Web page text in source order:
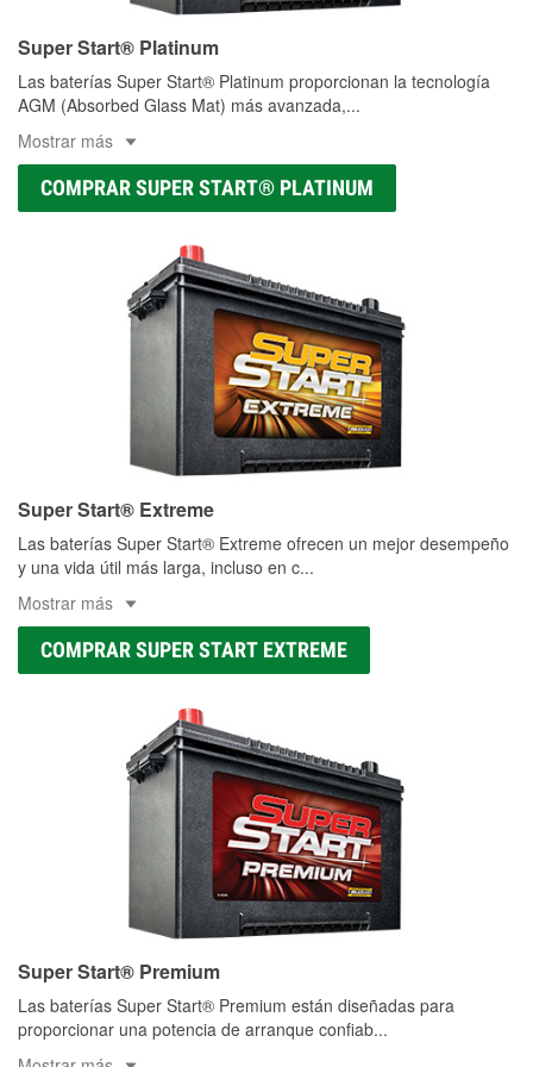
Super Start® Platinum
Las baterías Super Start® Platinum proporcionan la tecnología
AGM (Absorbed Glass Mat) más avanzada,...
Mostrar más
COMPRAR SUPER START® PLATINUM
Super Start® Extreme
Las baterías Super Start® Extreme ofrecen un mejor desempeño
y una vida útil más larga, incluso en c...
Mostrar más
COMPRAR SUPER START EXTREME
Super Start® Premium
Las baterías Super Start® Premium están diseñadas para
proporcionar una potencia de arranque confiab...